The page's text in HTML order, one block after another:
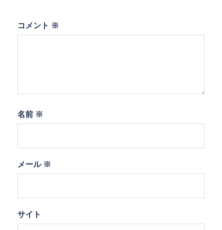
コメント ※
名前 ※
メール ※
サイト